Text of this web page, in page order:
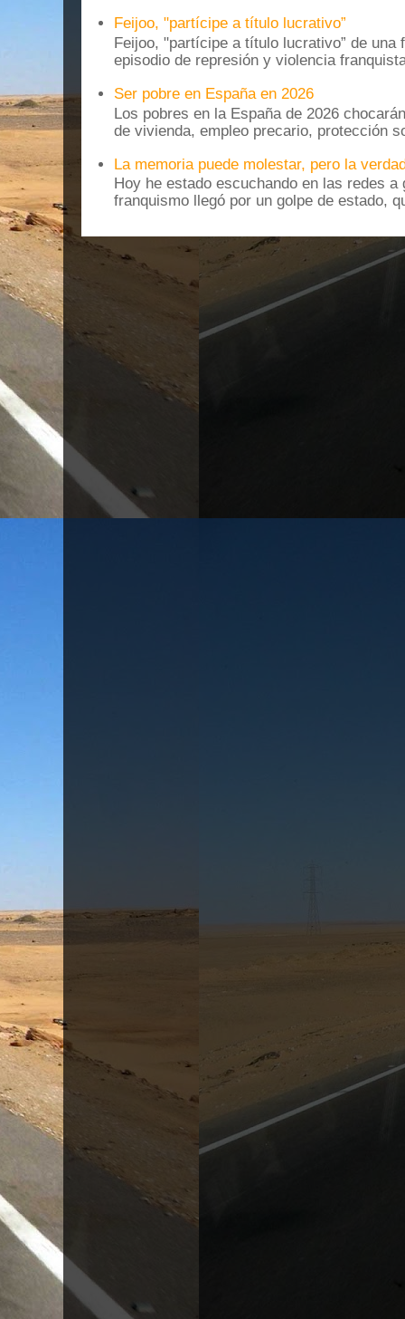
Feijoo, "partícipe a título lucrativo”
Feijoo, "partícipe a título lucrativo” de una
episodio de represión y violencia
Ser pobre en España en 2026
Los pobres en la España de 2026
de vivienda, empleo precario, protección
La memoria puede molestar, pero la
Hoy he estado escuchando en las redes
franquismo llegó por un golpe de estado,